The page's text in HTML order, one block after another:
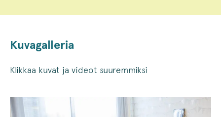
Kuvagalleria
Klikkaa kuvat ja videot suuremmiksi